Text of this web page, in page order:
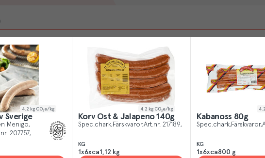
4.2 kg CO₂e/kg
Sverige
Menigo
207757
4.2 kg CO₂e/kg
Korv Ost & Jalapeno 140g
Spec.chark Färskvaror Art.nr. 217189
KG
1x6xca1,12 kg
4.2
Kabanoss 80g
Spec.chark Färskvaror
KG
1x6xca800 g